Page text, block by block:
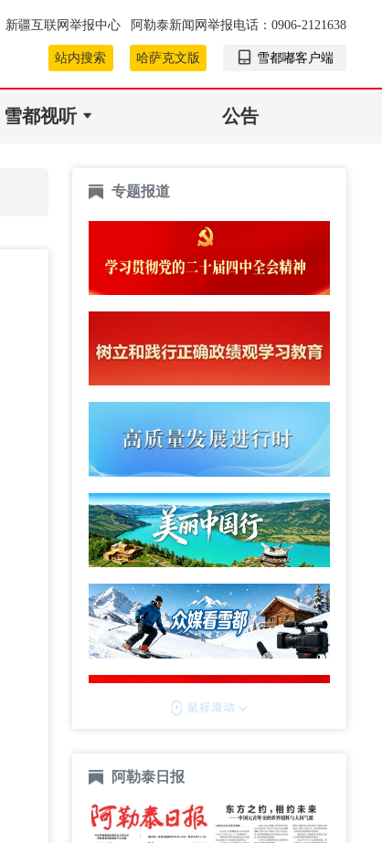
新疆互联网举报中心 阿勒泰新闻网举报电话：0906-2121638
站内搜索 哈萨克文版 雪都嘟客户端
雪都视听 公告
专题报道
阿勒泰日报